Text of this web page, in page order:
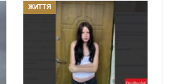
ЖИТТЯ